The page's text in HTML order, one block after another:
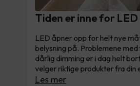
Tiden er inne for LED
LED åpner opp for helt nye
belysning på. Problemene
dårlig dimming er i dag helt
velger riktige produkter fra din
Les mer